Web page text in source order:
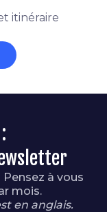
itinéraire
Pensez à vous
mois.
en anglais.